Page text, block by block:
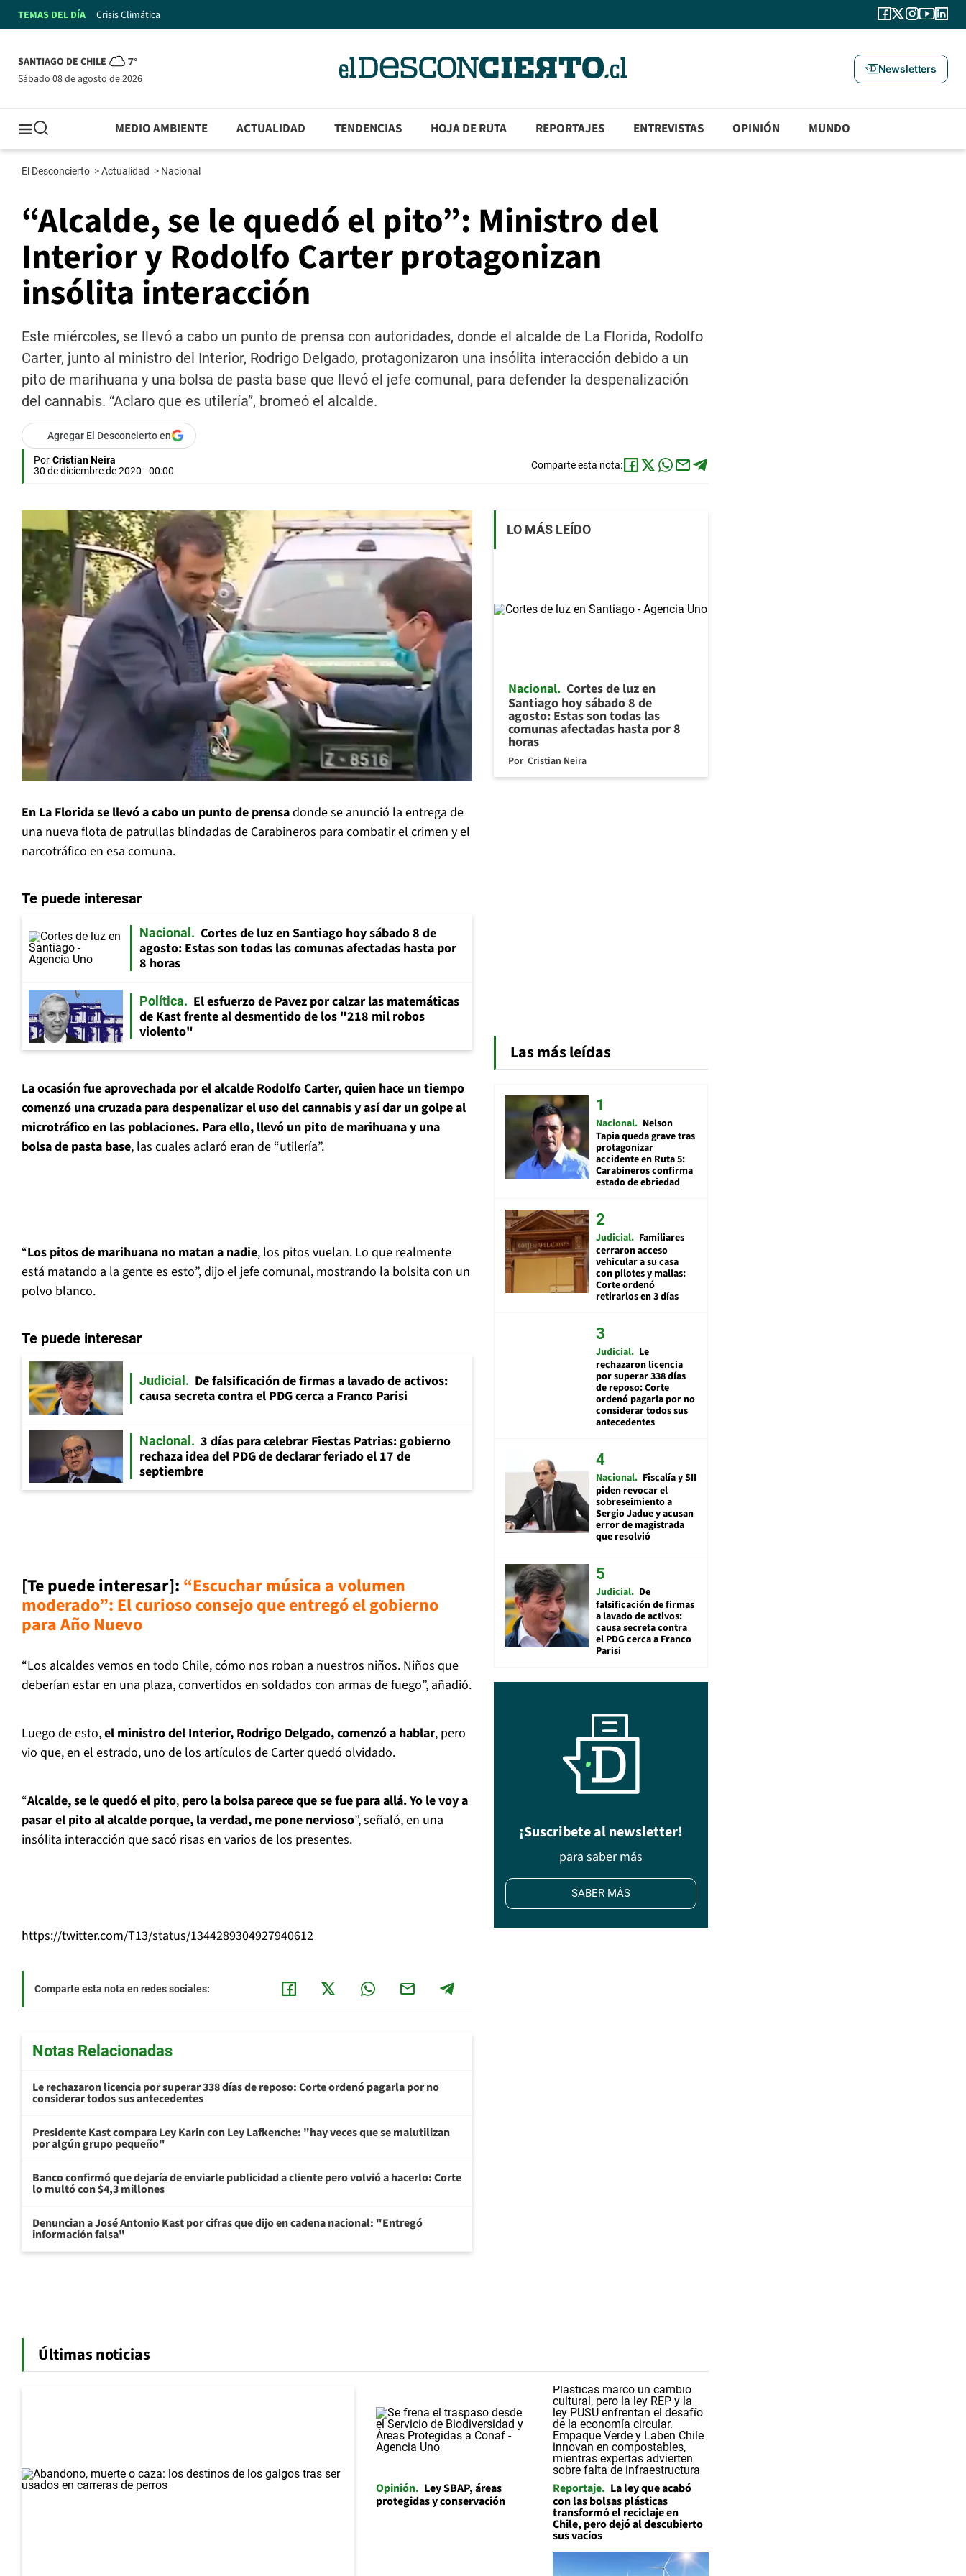
TEMAS DEL DÍA Crisis Climática
SANTIAGO DE CHILE 7°
sábado 08 de agosto de 2026
Newsletters
MEDIO AMBIENTE ACTUALIDAD TENDENCIAS HOJA DE RUTA REPORTAJES ENTREVISTAS OPINIÓN MUNDO
El Desconcierto >Actualidad > Nacional
“Alcalde, se le quedó el pito”: Ministro del
Interior y Rodolfo Carter protagonizan
insólita interacción
Este miércoles, se llevó a cabo un punto de prensa con autoridades, donde el alcalde de La Florida, Rodolfo
Carter, junto al ministro del Interior, Rodrigo Delgado, protagonizaron una insólita interacción debido a un
pito de marihuana y una bolsa de pasta base que llevó el jefe comunal, para defender la despenalización
del cannabis. “Aclaro que es utilería”, bromeó el alcalde.
Agregar El Desconcierto en
Por Cristian Neira
30 de diciembre de 2020 - 00:00
Comparte esta nota:
En La Florida se llevó a cabo un punto de prensadonde se anunció la entrega de
una nueva flota de patrullas blindadas de Carabineros para combatir el crimen y el
narcotráfico en esa comuna.
Te puede interesar
Nacional
Cortes de luz en Santiago hoy sábado 8 de
agosto: Estas son todas las comunas afectadas hasta por
8 horas
Política
El esfuerzo de Pavez por calzar las matemáticas
de Kast frente al desmentido de los "218 mil robos
violento"
La ocasión fue aprovechada por el alcalde Rodolfo Carter, quien hace un tiempo
comenzó una cruzada para despenalizar el uso del cannabis y así dar un golpe al
microtráfico en las poblaciones. Para ello, llevó un pito de marihuana y una
bolsa de pasta base, las cuales aclaró eran de “utilería”.
“Los pitos de marihuana no matan a nadie, los pitos vuelan. Lo que realmente
está matando a la gente es esto”, dijo el jefe comunal, mostrando la bolsita con un
polvo blanco.
Te puede interesar
Judicial
De falsificación de firmas a lavado de activos:
causa secreta contra el PDG cerca a Franco Parisi
Nacional
3 días para celebrar Fiestas Patrias: gobierno
rechaza idea del PDG de declarar feriado el 17 de
septiembre
[Te puede interesar]: “Escuchar música a volumen
moderado”: El curioso consejo que entregó el gobierno
para Año Nuevo
“Los alcaldes vemos en todo Chile, cómo nos roban a nuestros niños. Niños que
deberían estar en una plaza, convertidos en soldados con armas de fuego”, añadió.
Luego de esto,el ministro del Interior, Rodrigo Delgado, comenzó a hablar, pero
vio que, en el estrado, uno de los artículos de Carter quedó olvidado.
“Alcalde, se le quedó el pito, pero la bolsa parece que se fue para allá. Yo le voy a
pasar el pito al alcalde porque, la verdad, me pone nervioso”, señaló, en una
insólita interacción que sacó risas en varios de los presentes.
https://twitter.com/T13/status/1344289304927940612
Comparte esta nota en redes sociales:
Notas Relacionadas
Le rechazaron licencia por superar 338 días de reposo: Corte ordenó pagarla por no
considerar todos sus antecedentes
Presidente Kast compara Ley Karin con Ley Lafkenche: "hay veces que se malutilizan
por algún grupo pequeño"
Banco confirmó que dejaría de enviarle publicidad a cliente pero volvió a hacerlo: Corte
lo multó con $4,3 millones
Denuncian a José Antonio Kast por cifras que dijo en cadena nacional: "Entregó
información falsa"
LO MÁS LEÍDO
Nacional Cortes de luz en
Santiago hoy sábado 8 de
agosto: Estas son todas las
comunas afectadas hasta por 8
horas
Por Cristian Neira
Las más leídas
Nacional Nelson
Tapia queda grave tras
protagonizar
accidente en Ruta 5:
Carabineros confirma
estado de ebriedad
Judicial Familiares
cerraron acceso
vehicular a su casa
con pilotes y mallas:
Corte ordenó
retirarlos en 3 días
Judicial Le
rechazaron licencia
por superar 338 días
de reposo: Corte
ordenó pagarla por no
considerar todos sus
antecedentes
Nacional Fiscalía y SII
piden revocar el
sobreseimiento a
Sergio Jadue y acusan
error de magistrada
que resolvió
Judicial De
falsificación de firmas
a lavado de activos:
causa secreta contra
el PDG cerca a Franco
Parisi
¡Suscribete al newsletter!
para saber más
SABER MÁS
Últimas noticias
Opinión
Ley SBAP, áreas
protegidas y conservación
Reportaje La ley que acabó
con las bolsas plásticas
transformó el reciclaje en
Chile, pero dejó al descubierto
sus vacíos